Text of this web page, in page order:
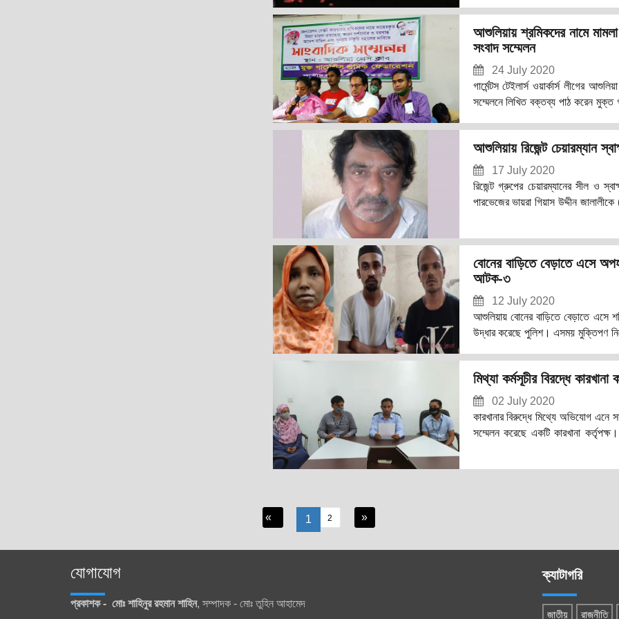
আশুলিয়ায় শ্রমিকদের নামে
সংবাদ সম্মেলন
24 July 2020
গার্মেন্টস টেইলার্স ওয়ার্কার্স লীগের
সম্মেলনে লিখিত বক্তব্য পাঠ করেন মুক্ত
বরখাস্তের আদেশ প্রত্যাহার করে পুনরায়
আছে তা অতিসত্বর কারখানা কর্তৃপক্ষ পূরণ
আশুলিয়ায় রিজেন্ট চেয়ারম্যান
17 July 2020
রিজেন্ট গ্রুপের চেয়ারম্যানের সীল ও
পারভেজের ভায়রা গিয়াস উদ্দীন
র‌্যাব।
বোনের বাড়িতে বেড়াতে এসে
আটক-৩
12 July 2020
আশুলিয়ায় বোনের বাড়িতে বেড়াতে
উদ্ধার করেছে পুলিশ। এসময় মুক্তিপণ
এরআগে শনিবার গভীর রাতে অভিযান
থেকে তাদের গ্রেফতার করা হয়। এসময়
মিথ্যা কর্মসূচীর বিরদ্ধে কারখানা
02 July 2020
কারখানার বিরুদ্ধে মিথ্যে অভিযোগ এনে
সম্মেলন করেছে একটি কারখানা
«
1 2 »
যোগাযোগ
প্রকাশক - মোঃ শাহিনুর রহমান শাহিন, সম্পাদক - মোঃ তুহিন আহামেদ
ক্যাটাগরি
জাতীয় রাজনীতি